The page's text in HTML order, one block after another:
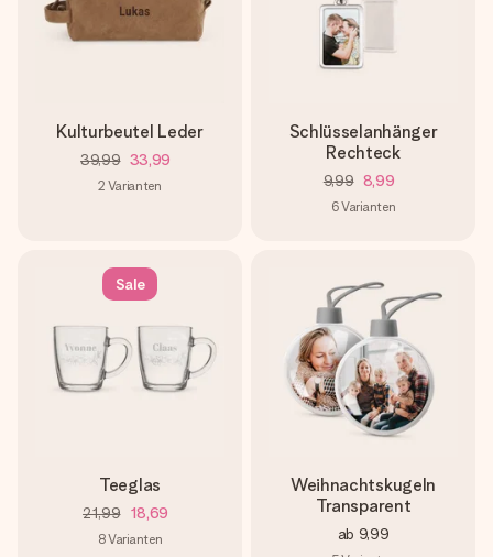
Kulturbeutel Leder
39,99 33,99
2 Varianten
Schlüsselanhänger
Rechteck
9,99 8,99
6Varianten
Sale
Teeglas
21,99 18,69
8Varianten
Weihnachtskugeln
Transparent
ab 9,99